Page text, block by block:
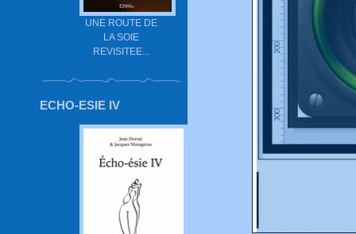
UNE ROUTE DE
LA SOIE
REVISITEE...
ECHO-ESIE IV